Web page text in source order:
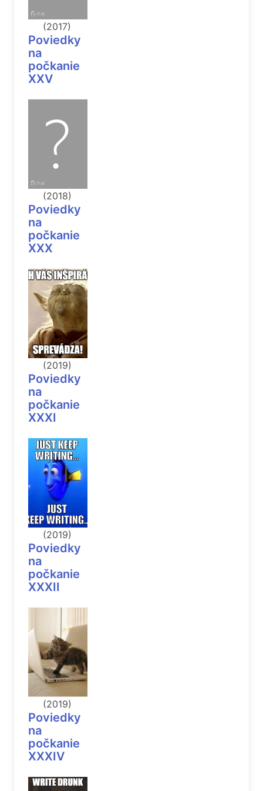
(2017)
Poviedky
na
počkanie
XXV
(2018)
Poviedky
na
počkanie
XXX
(2019)
Poviedky
na
počkanie
XXXI
(2019)
Poviedky
na
počkanie
XXXII
(2019)
Poviedky
na
počkanie
XXXIV